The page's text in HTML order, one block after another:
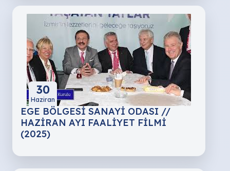
30
Haziran
EGE BÖLGESİ SANAYİ ODASI //
HAZİRAN AYI FAALİYET FİLMİ
(2025)